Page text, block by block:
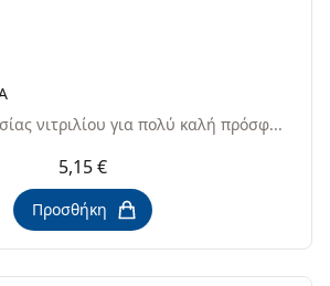
νιτριλίου για πολύ καλή πρόσφ...
5,15 €
Προσθήκη